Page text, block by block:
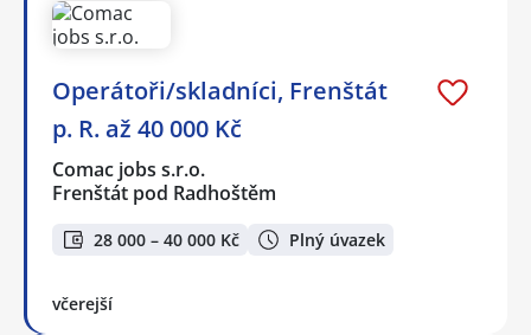
Operátoři/skladníci, Frenštát
p. R. až 40 000 Kč
Comac jobs s.r.o.
Frenštát pod Radhoštěm
28 000 – 40 000 Kč Plný úvazek
včerejší